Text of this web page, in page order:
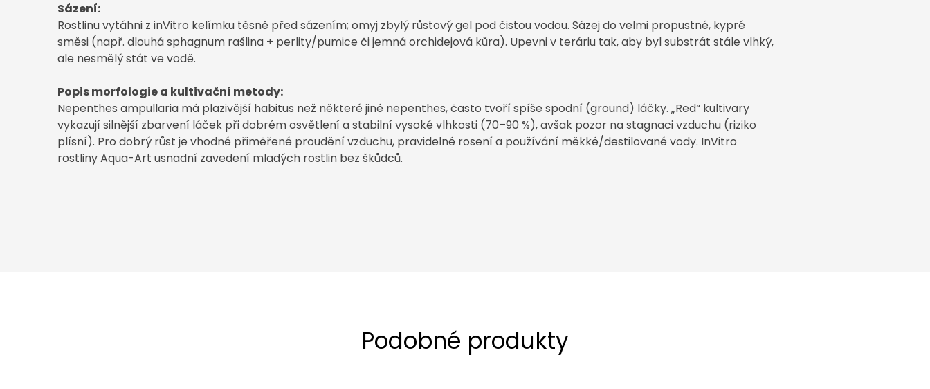
Sázení:
Rostlinu vytáhni z inVitro kelímku těsně před sázením; omyj zbylý růstový gel pod čistou vodou. Sázej do velmi propustné, kypré
směsi (např. dlouhá sphagnum rašlina + perlity/pumice či jemná orchidejová kůra). Upevni v teráriu tak, aby byl substrát stále vlhký,
ale nesmělý stát ve vodě.
Popis morfologie a kultivační metody:
Nepenthes ampullaria má plazivější habitus než některé jiné nepenthes, často tvoří spíše spodní (ground) láčky. „Red“ kultivary
vykazují silnější zbarvení láček při dobrém osvětlení a stabilní vysoké vlhkosti (70–90 %), avšak pozor na stagnaci vzduchu (riziko
plísní). Pro dobrý růst je vhodné přiměřené proudění vzduchu, pravidelné rosení a používání měkké/destilované vody. InVitro
rostliny Aqua-Art usnadní zavedení mladých rostlin bez škůdců.